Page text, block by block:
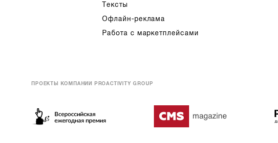
Тексты
Офлайн-реклама
Работа с маркетплейсами
ПРОЕКТЫ КОМПАНИИ PROACTIVITY GROUP